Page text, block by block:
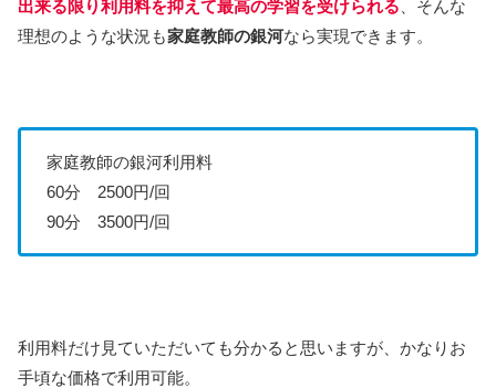
出来る限り利用料を抑えて最高の学習を受けられる 、そんな
理想のような状況も家庭教師の銀河なら実現できます。
家庭教師の銀河利用料
60分 2500円/回
90分 3500円/回
利用料だけ見ていただいても分かると思いますが、かなりお
手頃な価格で利用可能。